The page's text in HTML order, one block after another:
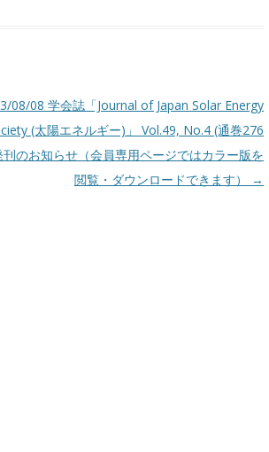
08/08 学会誌「Journal of Japan Solar Energy
(太陽エネルギー)」 Vol.49, No.4 (通巻276
刊のお知らせ（会員専用ページではカラー版を
閲覧・ダウンロードできます）
→